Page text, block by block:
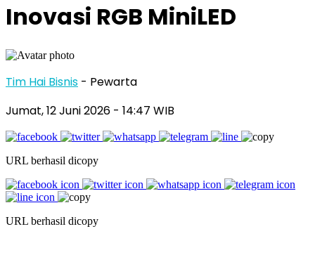
Inovasi RGB MiniLED
Tim Hai Bisnis - Pewarta
Jumat, 12 Juni 2026 - 14:47 WIB
URL berhasil dicopy
URL berhasil dicopy